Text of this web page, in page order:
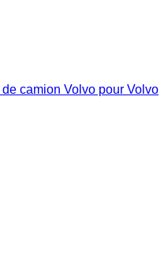
de camion Volvo pour Volvo